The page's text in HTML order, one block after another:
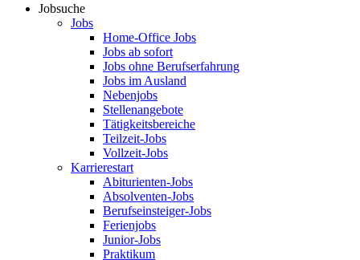
Jobsuche
Jobs
Home-Office Jobs
Jobs ab sofort
Jobs ohne Berufserfahrung
Jobs im Ausland
Nebenjobs
Stellenangebote
Tätigkeitsbereiche
Teilzeit-Jobs
Vollzeit-Jobs
Karrierestart
Abiturienten-Jobs
Absolventen-Jobs
Berufseinsteiger-Jobs
Ferienjobs
Junior-Jobs
Praktikum